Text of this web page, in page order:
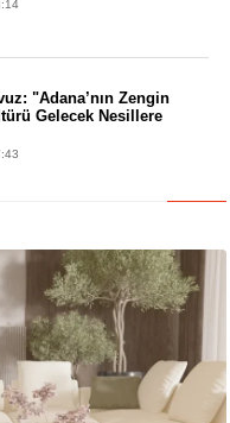
"Adana’nın Zengin
Gelecek Nesillere